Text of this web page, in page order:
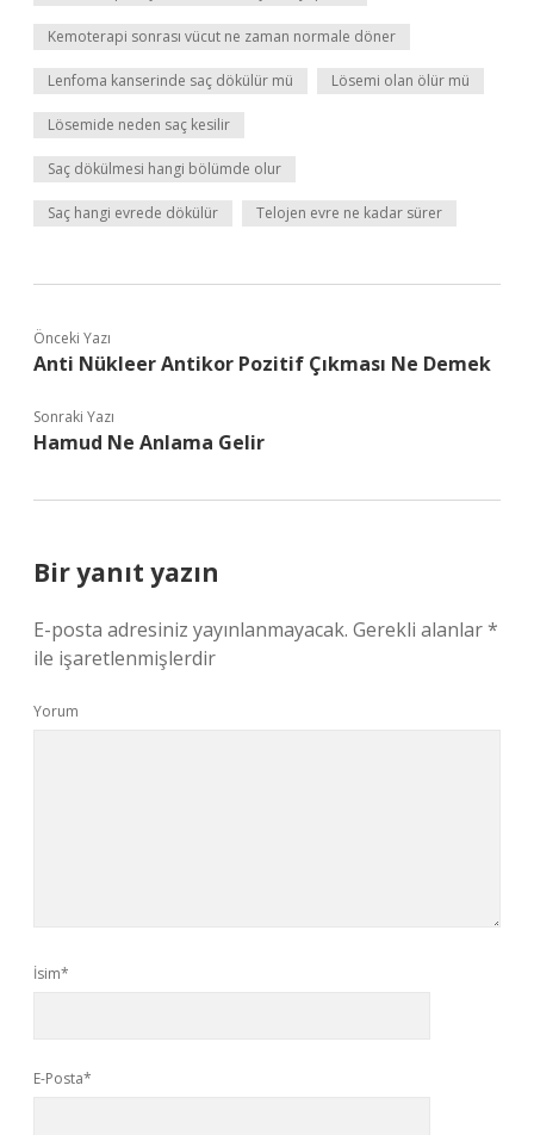
Kemoterapi sonrası vücut ne zaman normale döner
Lenfoma kanserinde saç dökülür mü Lösemi olan ölür mü
Lösemide neden saç kesilir
Saç dökülmesi hangi bölümde olur
Saç hangi evrede dökülür Telojen evre ne kadar sürer
Önceki Yazı
Anti Nükleer Antikor Pozitif Çıkması Ne Demek
Sonraki Yazı
Hamud Ne Anlama Gelir
Bir yanıt yazın
E-posta adresiniz yayınlanmayacak. Gerekli alanlar*
ile işaretlenmişlerdir
Yorum
İsim*
E-Posta*